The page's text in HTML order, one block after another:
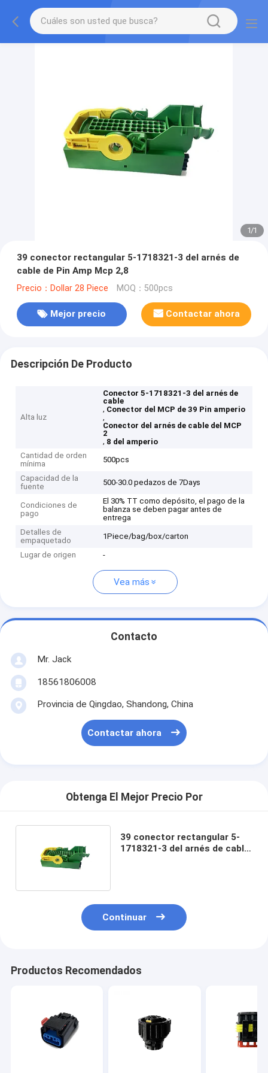
1/1
39 conector rectangular 5-1718321-3 del arnés de
cable de Pin Amp Mcp 2,8
Precio：Dollar 28 Piece MOQ：500pcs
Mejor precio Contactar ahora
Descripción De Producto
Alta luz
Conector 5-1718321-3 del arnés de
cable
, Conector del MCP de 39 Pin amperio
,
Conector del arnés de cable del MCP
2
, 8 del amperio
Cantidad de orden
mínima
500pcs
Capacidad de la
fuente
500-30.0 pedazos de 7Days
Condiciones de
pago
El 30% TT como depósito, el pago de la
balanza se deben pagar antes de
entrega
Detalles de
empaquetado
1Piece/bag/box/carton
Lugar de origen -
Vea más
Contacto
Mr. Jack
18561806008
Provincia de Qingdao, Shandong, China
Contactar ahora
Obtenga El Mejor Precio Por
39 conector rectangular 5-
1718321-3 del arnés de cable
Continuar
Productos Recomendados